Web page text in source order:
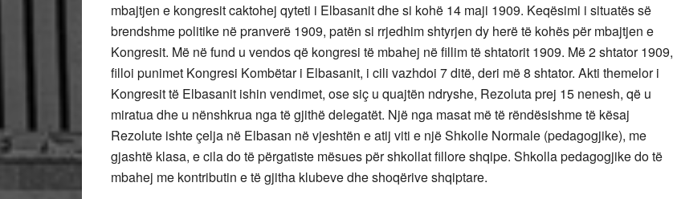
mbajtjen e kongresit caktohej qyteti i Elbasanit dhe si kohë 14 maji 1909. Keqësimi i situatës së
brendshme politike në pranverë 1909, patën si rrjedhim shtyrjen dy herë të kohës për mbajtjen e
Kongresit. Më në fund u vendos që kongresi të mbahej në fillim të shtatorit 1909. Më 2 shtator 1909,
filloi punimet Kongresi Kombëtar i Elbasanit, i cili vazhdoi 7 ditë, deri më 8 shtator. Akti themelor i
Kongresit të Elbasanit ishin vendimet, ose siç u quajtën ndryshe, Rezoluta prej 15 nenesh, që u
miratua dhe u nënshkrua nga të gjithë delegatët. Një nga masat më të rëndësishme të kësaj
Rezolute ishte çelja në Elbasan në vjeshtën e atij viti e një Shkolle Normale (pedagogjike), me
gjashtë klasa, e cila do të përgatiste mësues për shkollat fillore shqipe. Shkolla pedagogjike do të
mbahej me kontributin e të gjitha klubeve dhe shoqërive shqiptare.